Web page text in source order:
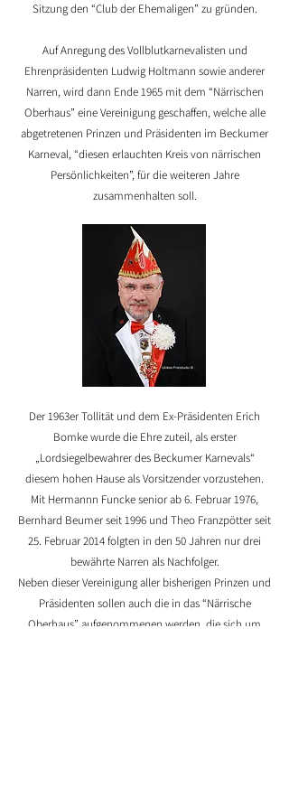
Sitzung den “Club der Ehemaligen” zu gründen.
Auf Anregung des Vollblutkarnevalisten und
Ehrenpräsidenten Ludwig Holtmann sowie anderer
Narren, wird dann Ende 1965 mit dem “Närrischen
Oberhaus” eine Vereinigung geschaffen, welche alle
abgetretenen Prinzen und Präsidenten im Beckumer
Karneval, “diesen erlauchten Kreis von närrischen
Persönlichkeiten”, für die weiteren Jahre
zusammenhalten soll.
Der 1963er Tollität und dem Ex-Präsidenten Erich
Bomke wurde die Ehre zuteil, als erster
„Lordsiegelbewahrer des Beckumer Karnevals“
diesem hohen Hause als Vorsitzender vorzustehen.
Mit Hermannn Funcke senior ab 6. Februar 1976,
Bernhard Beumer seit 1996 und Theo Franzpötter seit
25. Februar 2014 folgten in den 50 Jahren nur drei
bewährte Narren als Nachfolger.
Neben dieser Vereinigung aller bisherigen Prinzen und
Präsidenten sollen auch die in das “Närrische
Oberhaus” aufgenommenen werden, die sich um